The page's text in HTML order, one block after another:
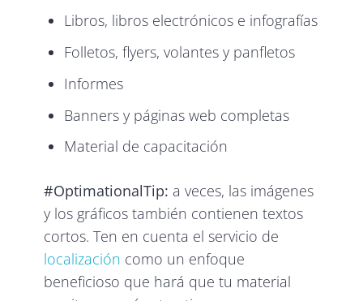
Libros, libros electrónicos e infografías
Folletos, flyers, volantes y panfletos
Informes
Banners y páginas web completas
Material de capacitación
#OptimationalTip: a veces, las imágenes
y los gráficos también contienen textos
cortos. Ten en cuenta el servicio de
localización como un enfoque
beneficioso que hará que tu material